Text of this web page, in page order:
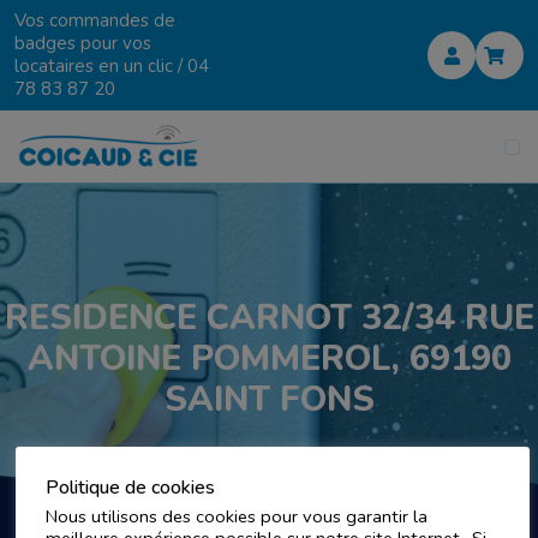
Vos commandes de
badges pour vos
locataires en un clic /04
78 83 87 20
RESIDENCE CARNOT 32/34 RUE
ANTOINE POMMEROL, 69190
SAINT FONS
Politique de cookies
Nous utilisons des cookies pour vous garantir la